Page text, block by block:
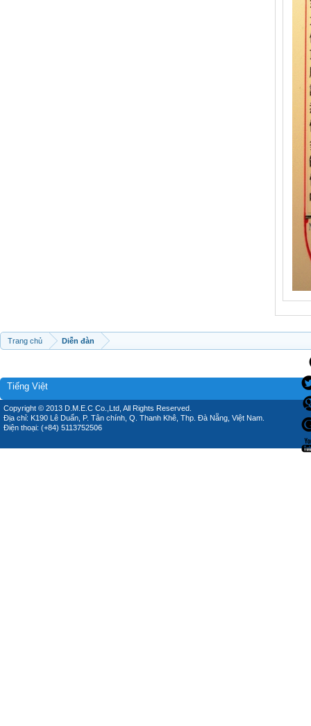
Trang chủ Diễn đàn
Tiếng Việt
Copyright © 2013 D.M.E.C Co.,Ltd, All Rights Reserved.
Địa chỉ: K190 Lê Duẩn, P. Tân chính, Q. Thanh Khê, Thp. Đà Nẵng, Việt Nam.
Điện thoại: (+84) 5113752506